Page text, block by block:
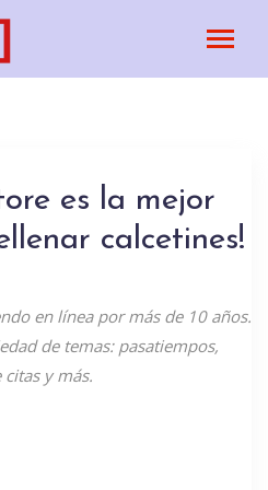
es la mejor
calcetines!
en línea por más de 10 años.
de temas: pasatiempos,
y más.